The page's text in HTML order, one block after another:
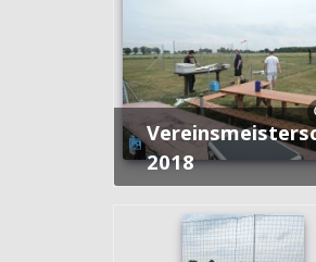
Vereinsmeisterschaft
2018